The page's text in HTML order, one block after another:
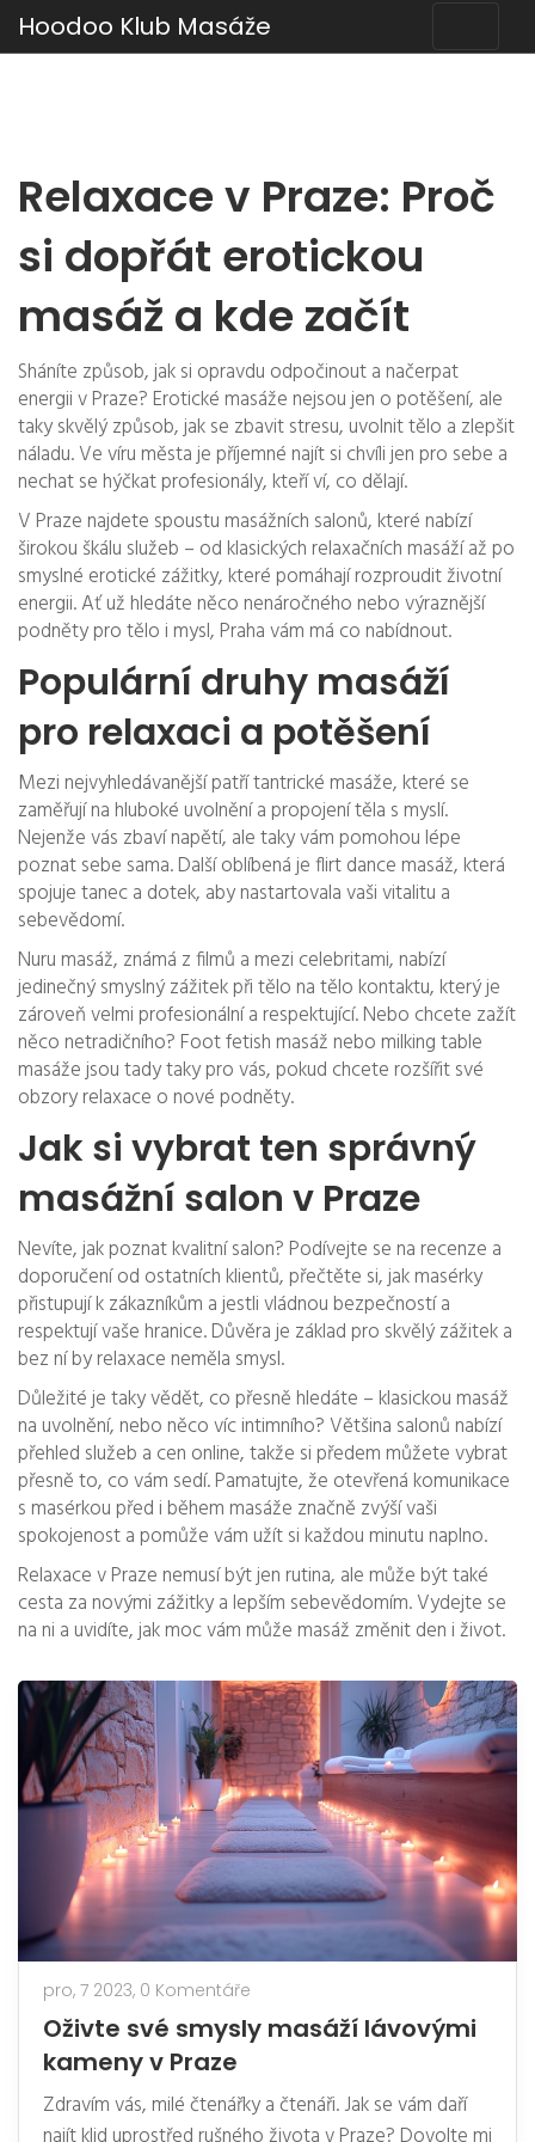
Hoodoo Klub Masáže
Relaxace v Praze: Proč
si dopřát erotickou
masáž a kde začít
Sháníte způsob, jak si opravdu odpočinout a načerpat
energii v Praze? Erotické masáže nejsou jen o potěšení, ale
taky skvělý způsob, jak se zbavit stresu, uvolnit tělo a zlepšit
náladu. Ve víru města je příjemné najít si chvíli jen pro sebe a
nechat se hýčkat profesionály, kteří ví, co dělají.
V Praze najdete spoustu masážních salonů, které nabízí
širokou škálu služeb – od klasických relaxačních masáží až po
smyslné erotické zážitky, které pomáhají rozproudit životní
energii. Ať už hledáte něco nenáročného nebo výraznější
podněty pro tělo i mysl, Praha vám má co nabídnout.
Populární druhy masáží
pro relaxaci a potěšení
Mezi nejvyhledávanější patří tantrické masáže, které se
zaměřují na hluboké uvolnění a propojení těla s myslí.
Nejenže vás zbaví napětí, ale taky vám pomohou lépe
poznat sebe sama. Další oblíbená je flirt dance masáž, která
spojuje tanec a dotek, aby nastartovala vaši vitalitu a
sebevědomí.
Nuru masáž, známá z filmů a mezi celebritami, nabízí
jedinečný smyslný zážitek při tělo na tělo kontaktu, který je
zároveň velmi profesionální a respektující. Nebo chcete zažít
něco netradičního? Foot fetish masáž nebo milking table
masáže jsou tady taky pro vás, pokud chcete rozšířit své
obzory relaxace o nové podněty.
Jak si vybrat ten správný
masážní salon v Praze
Nevíte, jak poznat kvalitní salon? Podívejte se na recenze a
doporučení od ostatních klientů, přečtěte si, jak masérky
přistupují k zákazníkům a jestli vládnou bezpečností a
respektují vaše hranice. Důvěra je základ pro skvělý zážitek a
bez ní by relaxace neměla smysl.
Důležité je taky vědět, co přesně hledáte – klasickou masáž
na uvolnění, nebo něco víc intimního? Většina salonů nabízí
přehled služeb a cen online, takže si předem můžete vybrat
přesně to, co vám sedí. Pamatujte, že otevřená komunikace
s masérkou před i během masáže značně zvýší vaši
spokojenost a pomůže vám užít si každou minutu naplno.
Relaxace v Praze nemusí být jen rutina, ale může být také
cesta za novými zážitky a lepším sebevědomím. Vydejte se
na ni a uvidíte, jak moc vám může masáž změnit den i život.
pro, 7 2023, 0 Komentáře
Oživte své smysly masáží lávovými
kameny v Praze
Zdravím vás, milé čtenářky a čtenáři. Jak se vám daří